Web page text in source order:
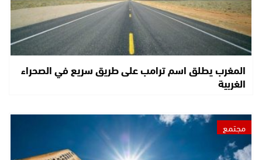
المغرب يطلق اسم ترامب على طريق سريع في الصحراء
الغربية
مجتمع